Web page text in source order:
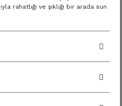
rahatlığı ve şıklığı bir arada sun